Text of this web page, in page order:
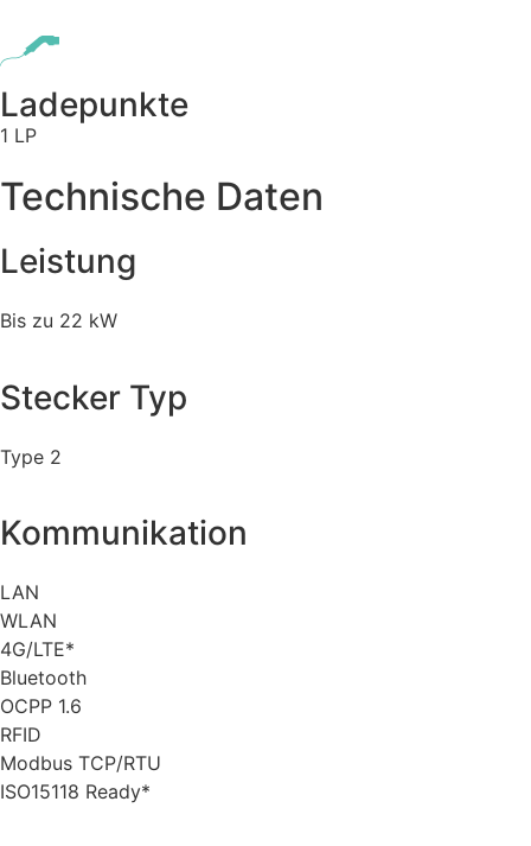
Ladepunkte
1 LP
Technische Daten
Leistung
Bis zu 22 kW
Stecker Typ
Type 2
Kommunikation
LAN
WLAN
4G/LTE*
Bluetooth
OCPP 1.6
RFID
Modbus TCP/RTU
ISO15118 Ready*